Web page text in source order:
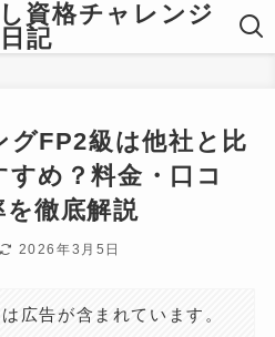
資格チャレンジ
日記
グFP2級は他社と比
め？料金・口コ
を徹底解説
2026年3月5日
広告が含まれています。